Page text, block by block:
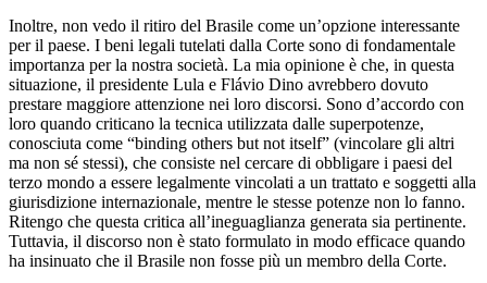
Inoltre, non vedo il ritiro del Brasile come un’opzione interessante
per il paese. I beni legali tutelati dalla Corte sono di fondamentale
importanza per la nostra società. La mia opinione è che, in questa
situazione, il presidente Lula e Flávio Dino avrebbero dovuto
prestare maggiore attenzione nei loro discorsi. Sono d’accordo con
loro quando criticano la tecnica utilizzata dalle superpotenze,
conosciuta come “binding others but not itself” (vincolare gli altri
ma non sé stessi), che consiste nel cercare di obbligare i paesi del
terzo mondo a essere legalmente vincolati a un trattato e soggetti alla
giurisdizione internazionale, mentre le stesse potenze non lo fanno.
Ritengo che questa critica all’ineguaglianza generata sia pertinente.
Tuttavia, il discorso non è stato formulato in modo efficace quando
ha insinuato che il Brasile non fosse più un membro della Corte.